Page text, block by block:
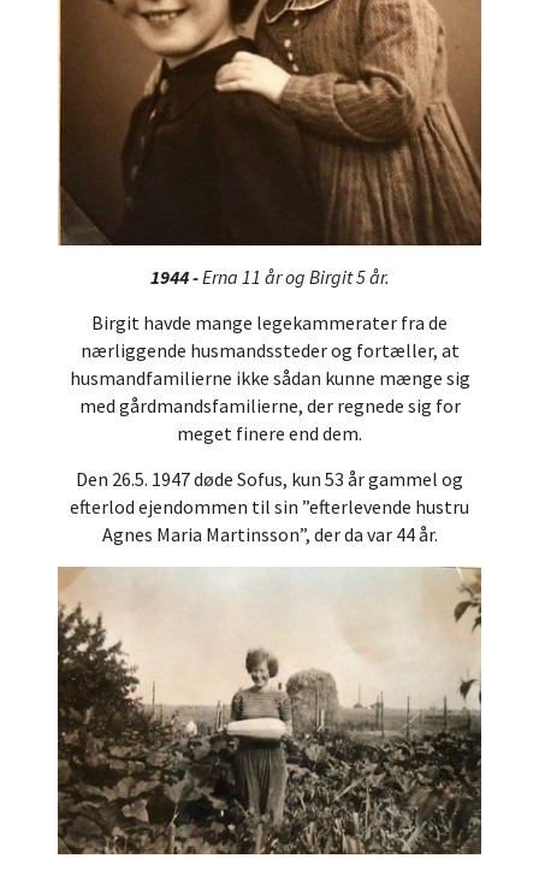
1944 -Erna 11 år og Birgit 5 år.
Birgit havde mange legekammerater fra de
nærliggende husmandssteder og fortæller, at
husmandfamilierne ikke sådan kunne mænge sig
med gårdmandsfamilierne, der regnede sig for
meget finere end dem.
Den 26.5. 1947 døde Sofus, kun 53 år gammel og
efterlod ejendommen til sin ”efterlevende hustru
Agnes Maria Martinsson”, der da var 44 år.